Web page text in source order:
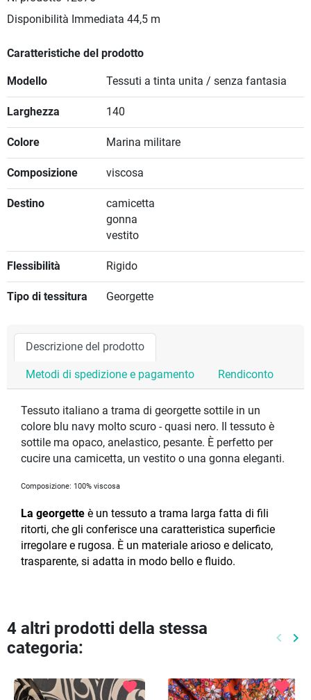
Disponibilità Immediata 44,5 m
Caratteristiche del prodotto
Modello Tessuti a tinta unita / senza fantasia
Larghezza 140
Colore Marina militare
Composizione viscosa
Destino
camicetta
gonna
vestito
Flessibilità Rigido
Tipo di tessitura Georgette
Descrizione del prodotto
Metodi di spedizione e pagamento Rendiconto
Tessuto italiano a trama di georgette sottile in un
colore blu navy molto scuro - quasi nero. Il tessuto è
sottile ma opaco, anelastico, pesante. È perfetto per
cucire una camicetta, un vestito o una gonna eleganti.
Composizione: 100% viscosa
La georgette è un tessuto a trama larga fatta di fili
ritorti, che gli conferisce una caratteristica superficie
irregolare e rugosa. È un materiale arioso e delicato,
trasparente, si adatta in modo bello e fluido.
4 altri prodotti della stessa
categoria:
keyboard_arrow_left keyboard_arrow_right
favorite favorite